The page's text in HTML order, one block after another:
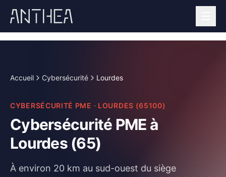
Accueil Cybersécurité Lourdes
CYBERSÉCURITÉ PME · LOURDES (65100)
Cybersécurité PME à
Lourdes (65)
À environ 20 km au sud-ouest du siège